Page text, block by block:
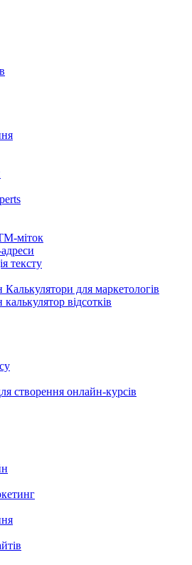
міток
тексту
для маркетологів
відсотків
створення онлайн-курсів